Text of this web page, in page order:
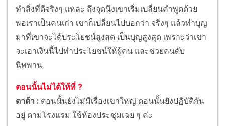
ทำสิ่งที่ดีจริงๆ แหละ ถึงจุดนึงเขาเริ่มเปลี่ยนคำพูดด้วย
พอเราเป็นคนเก่า เขาก็เปลี่ยนไปบอกว่า จริงๆ แล้วทำบุญ
มาที่เขาจะได้ประโยชน์สูงสุด เป็นบุญสูงสุด เพราะว่าเขา
จะเอาเงินนี้ไปทำประโยชน์ให้ผู้คน และช่วยคนดับ
นิพพาน
ตอนนั้นไม่ได้ให้ที่ ?
ดาต้า : ตอนนั้นยังไม่มีเรื่องเขาใหญ่ ตอนนั้นยังปฏิบัติกัน
อยู่ ตามโรงแรม ใช้ห้องประชุมเฉย ๆ ค่ะ